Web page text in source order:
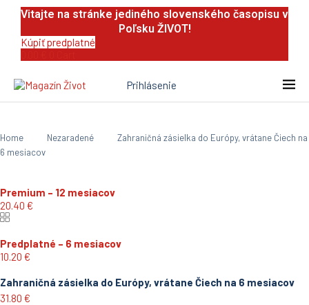
Vitajte na stránke jediného slovenského časopisu v
Poľsku ŽIVOT!
Kúpiť predplatné
Prihlásenie
Home Nezaradené
Zahraničná zásielka do Európy, vrátane Čiech na
6 mesiacov
Premium – 12 mesiacov
20.40 €
Predplatné – 6 mesiacov
10.20 €
Zahraničná zásielka do Európy, vrátane Čiech na 6 mesiacov
31.80 €